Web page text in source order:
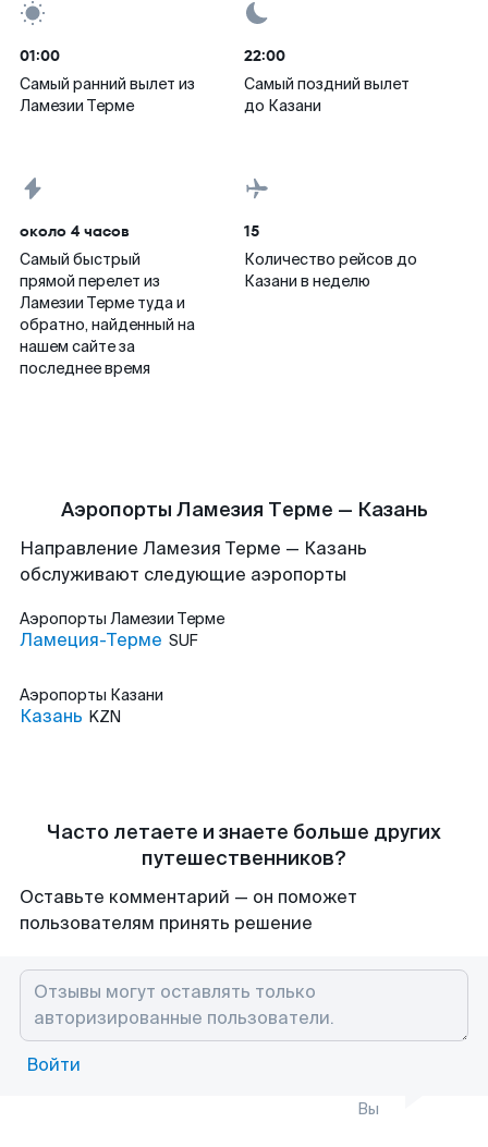
01:00
Самый ранний вылет из
Ламезии Терме
22:00
Самый поздний вылет
до Казани
около 4 часов
Самый быстрый
прямой перелет из
Ламезии Терме туда и
обратно, найденный на
нашем сайте за
последнее время
15
Количество рейсов до
Казани в неделю
Аэропорты Ламезия Терме — Казань
Направление Ламезия Терме — Казань
обслуживают следующие аэропорты
Аэропорты Ламезии Терме
Ламеция-Терме SUF
Аэропорты Казани
Казань KZN
Часто летаете и знаете больше других
путешественников?
Оставьте комментарий — он поможет
пользователям принять решение
Войти
Вы